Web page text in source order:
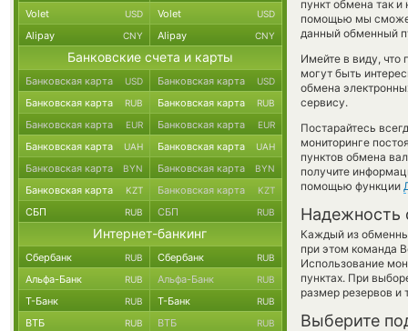
пункт обмена так
помощью мы
данный обменный
Имейте в виду, что
могут быть
обмена
сервису.
Постарайтесь
мониторинге
пунктов обмена
получите
помощью функции
Надежность
Каждый из
при этом команда
Использование
пунктах. При
размер резервов и
Выберите
Volet USD Volet USD
Alipay CNY Alipay CNY
Банковские счета и карты
Банковская карта USD Банковская карта USD
Банковская карта RUB Банковская карта RUB
Банковская карта EUR Банковская карта EUR
Банковская карта UAH Банковская карта UAH
Банковская карта BYN Банковская карта BYN
Банковская карта KZT Банковская карта KZT
СБП RUB СБП RUB
Интернет-банкинг
Сбербанк RUB Сбербанк RUB
Альфа-Банк RUB Альфа-Банк RUB
Т-Банк RUB Т-Банк RUB
ВТБ RUB ВТБ RUB